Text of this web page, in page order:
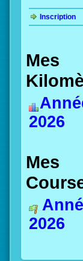
Inscription
Mes
2026
Mes
2026